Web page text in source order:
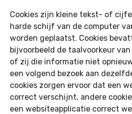
Cookies zijn kleine tekst- of
harde schijf van de computer
worden geplaatst. Cookies
bijvoorbeeld de taalvoorkeur
of zij die informatie niet
een volgend bezoek aan
cookies zorgen ervoor dat een
correct verschijnt, andere
een websiteapplicatie correct